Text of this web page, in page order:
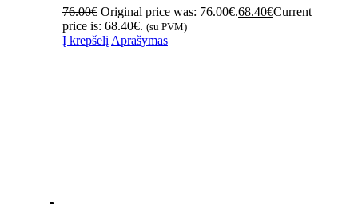
76.00€ Original price was: 76.00€.68.40€Current
price is: 68.40€. (su PVM)
Į krepšelį Aprašymas